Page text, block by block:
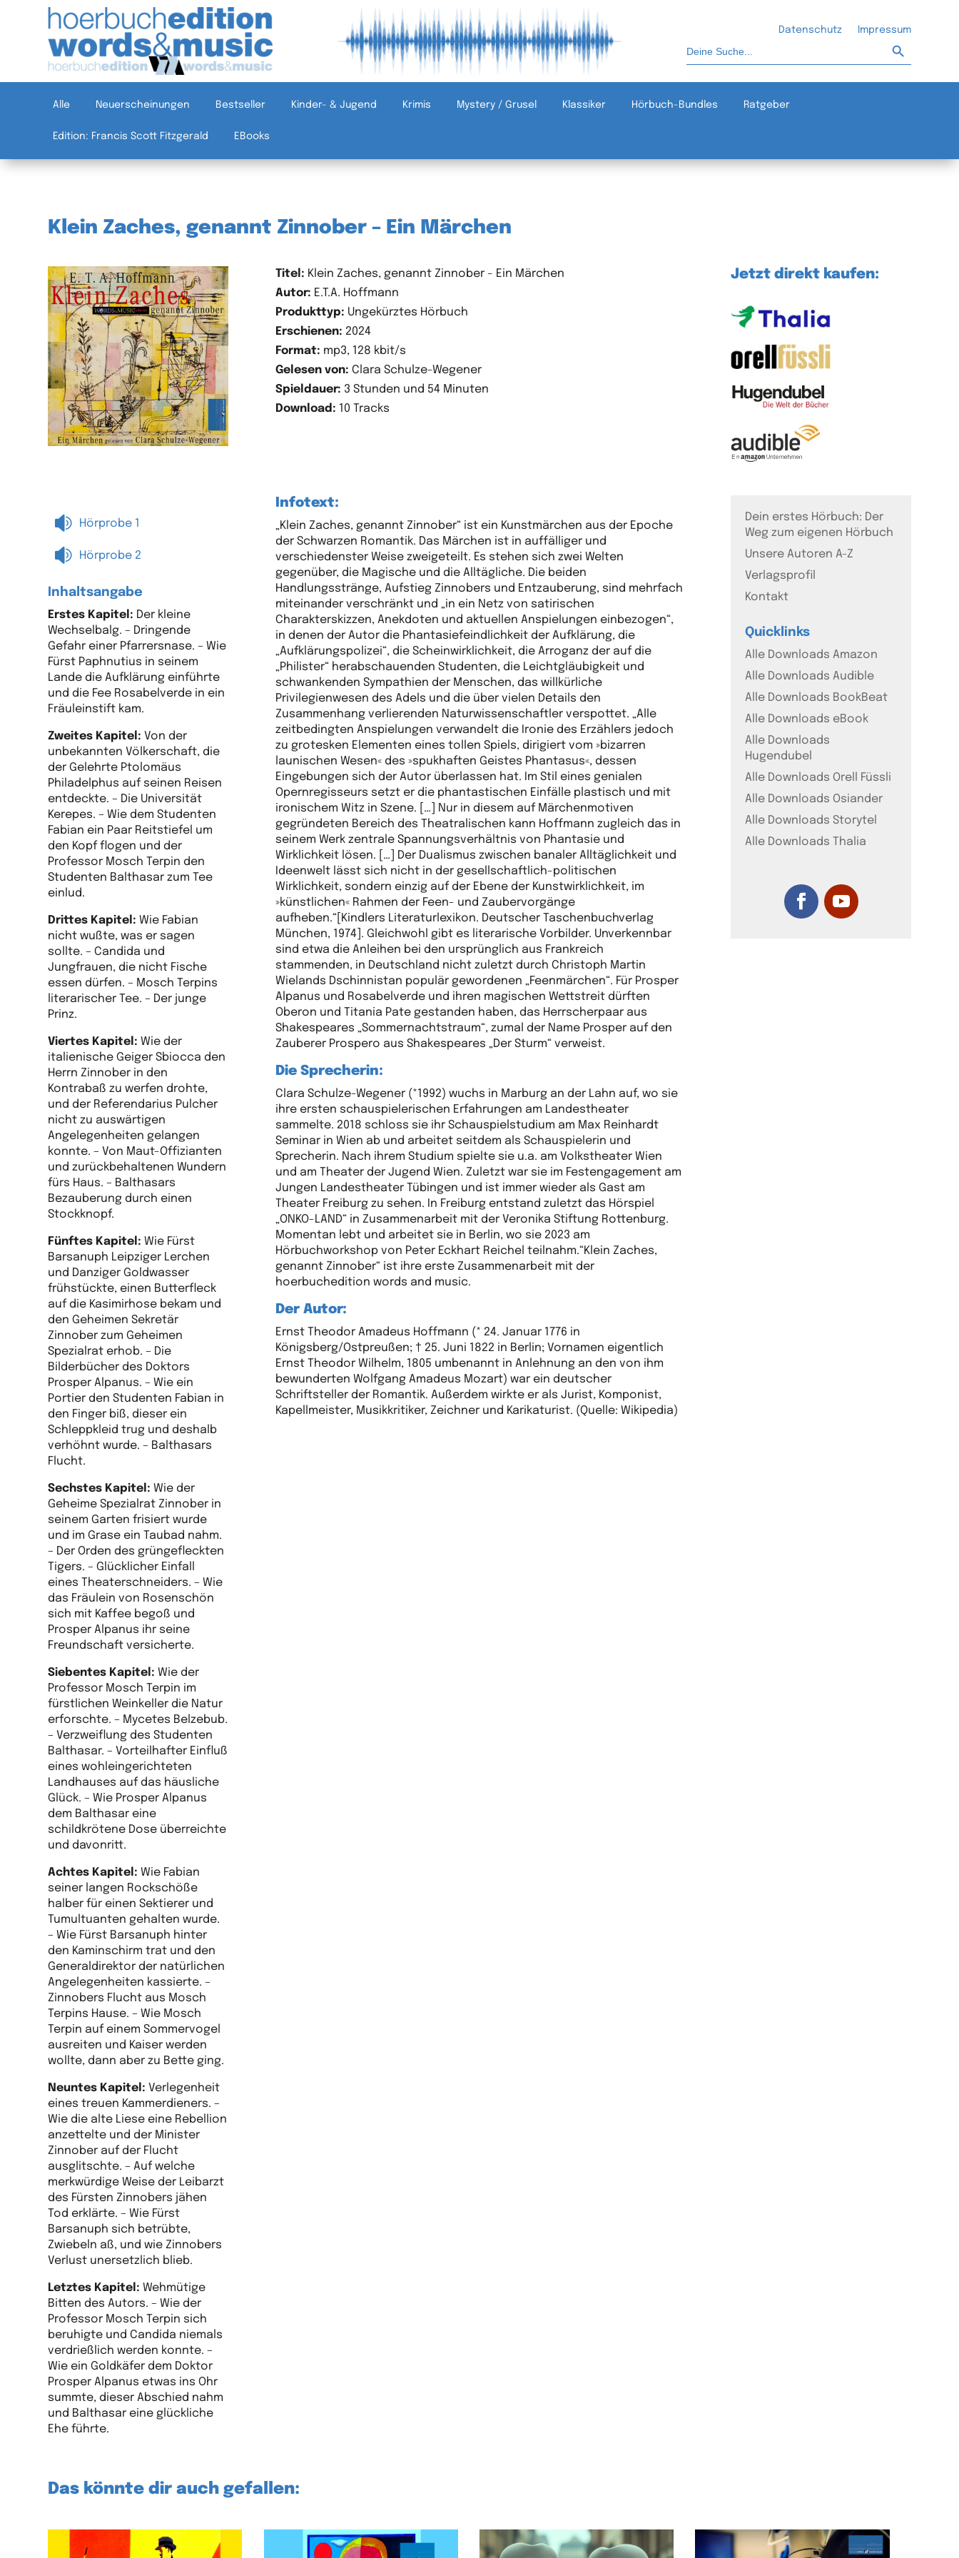
Datenschutz Impressum
nach:
Alle Neuerscheinungen Bestseller Kinder- & Jugend Krimis Mystery / Grusel Klassiker Hörbuch-Bundles Ratgeber
Edition: Francis Scott Fitzgerald EBooks
Klein Zaches, genannt Zinnober – Ein Märchen
Titel: Klein Zaches, genannt Zinnober - Ein Märchen
Autor: E.T.A. Hoffmann
Produkttyp: Ungekürztes Hörbuch
Erschienen: 2024
Format: mp3, 128 kbit/s
Gelesen von: Clara Schulze-Wegener
Spieldauer: 3 Stunden und 54 Minuten
Download: 10 Tracks
Jetzt direkt kaufen:
 Hörprobe 1
 Hörprobe 2
Inhaltsangabe
Erstes Kapitel: Der kleine
Wechselbalg. – Dringende
Gefahr einer Pfarrersnase. – Wie
Fürst Paphnutius in seinem
Lande die Aufklärung einführte
und die Fee Rosabelverde in ein
Fräuleinstift kam.
Zweites Kapitel: Von der
unbekannten Völkerschaft, die
der Gelehrte Ptolomäus
Philadelphus auf seinen Reisen
entdeckte. – Die Universität
Kerepes. – Wie dem Studenten
Fabian ein Paar Reitstiefel um
den Kopf flogen und der
Professor Mosch Terpin den
Studenten Balthasar zum Tee
einlud.
Drittes Kapitel: Wie Fabian
nicht wußte, was er sagen
sollte. – Candida und
Jungfrauen, die nicht Fische
essen dürfen. – Mosch Terpins
literarischer Tee. – Der junge
Prinz.
Viertes Kapitel: Wie der
italienische Geiger Sbiocca den
Herrn Zinnober in den
Kontrabaß zu werfen drohte,
und der Referendarius Pulcher
nicht zu auswärtigen
Angelegenheiten gelangen
konnte. – Von Maut-Offizianten
und zurückbehaltenen Wundern
fürs Haus. – Balthasars
Bezauberung durch einen
Stockknopf.
Fünftes Kapitel: Wie Fürst
Barsanuph Leipziger Lerchen
und Danziger Goldwasser
frühstückte, einen Butterfleck
auf die Kasimirhose bekam und
den Geheimen Sekretär
Zinnober zum Geheimen
Spezialrat erhob. – Die
Bilderbücher des Doktors
Prosper Alpanus. – Wie ein
Portier den Studenten Fabian in
den Finger biß, dieser ein
Schleppkleid trug und deshalb
verhöhnt wurde. – Balthasars
Flucht.
Sechstes Kapitel: Wie der
Geheime Spezialrat Zinnober in
seinem Garten frisiert wurde
und im Grase ein Taubad nahm.
– Der Orden des grüngefleckten
Tigers. – Glücklicher Einfall
eines Theaterschneiders. – Wie
das Fräulein von Rosenschön
sich mit Kaffee begoß und
Prosper Alpanus ihr seine
Freundschaft versicherte.
Siebentes Kapitel: Wie der
Professor Mosch Terpin im
fürstlichen Weinkeller die Natur
erforschte. – Mycetes Belzebub.
– Verzweiflung des Studenten
Balthasar. – Vorteilhafter Einfluß
eines wohleingerichteten
Landhauses auf das häusliche
Glück. – Wie Prosper Alpanus
dem Balthasar eine
schildkrötene Dose überreichte
und davonritt.
Achtes Kapitel: Wie Fabian
seiner langen Rockschöße
halber für einen Sektierer und
Tumultuanten gehalten wurde.
– Wie Fürst Barsanuph hinter
den Kaminschirm trat und den
Generaldirektor der natürlichen
Angelegenheiten kassierte. –
Zinnobers Flucht aus Mosch
Terpins Hause. – Wie Mosch
Terpin auf einem Sommervogel
ausreiten und Kaiser werden
wollte, dann aber zu Bette ging.
Neuntes Kapitel: Verlegenheit
eines treuen Kammerdieners. –
Wie die alte Liese eine Rebellion
anzettelte und der Minister
Zinnober auf der Flucht
ausglitschte. – Auf welche
merkwürdige Weise der Leibarzt
des Fürsten Zinnobers jähen
Tod erklärte. – Wie Fürst
Barsanuph sich betrübte,
Zwiebeln aß, und wie Zinnobers
Verlust unersetzlich blieb.
Letztes Kapitel: Wehmütige
Bitten des Autors. – Wie der
Professor Mosch Terpin sich
beruhigte und Candida niemals
verdrießlich werden konnte. –
Wie ein Goldkäfer dem Doktor
Prosper Alpanus etwas ins Ohr
summte, dieser Abschied nahm
und Balthasar eine glückliche
Ehe führte.
Infotext:
„Klein Zaches, genannt Zinnober“ ist ein Kunstmärchen aus der Epoche
der Schwarzen Romantik. Das Märchen ist in auffälliger und
verschiedenster Weise zweigeteilt. Es stehen sich zwei Welten
gegenüber, die Magische und die Alltägliche. Die beiden
Handlungsstränge, Aufstieg Zinnobers und Entzauberung, sind mehrfach
miteinander verschränkt und „in ein Netz von satirischen
Charakterskizzen, Anekdoten und aktuellen Anspielungen einbezogen“,
in denen der Autor die Phantasiefeindlichkeit der Aufklärung, die
„Aufklärungspolizei“, die Scheinwirklichkeit, die Arroganz der auf die
„Philister“ herabschauenden Studenten, die Leichtgläubigkeit und
schwankenden Sympathien der Menschen, das willkürliche
Privilegienwesen des Adels und die über vielen Details den
Zusammenhang verlierenden Naturwissenschaftler verspottet. „Alle
zeitbedingten Anspielungen verwandelt die Ironie des Erzählers jedoch
zu grotesken Elementen eines tollen Spiels, dirigiert vom »bizarren
launischen Wesen« des »spukhaften Geistes Phantasus«, dessen
Eingebungen sich der Autor überlassen hat. Im Stil eines genialen
Opernregisseurs setzt er die phantastischen Einfälle plastisch und mit
ironischem Witz in Szene. […] Nur in diesem auf Märchenmotiven
gegründeten Bereich des Theatralischen kann Hoffmann zugleich das in
seinem Werk zentrale Spannungsverhältnis von Phantasie und
Wirklichkeit lösen. […] Der Dualismus zwischen banaler Alltäglichkeit und
Ideenwelt lässt sich nicht in der gesellschaftlich-politischen
Wirklichkeit, sondern einzig auf der Ebene der Kunstwirklichkeit, im
»künstlichen« Rahmen der Feen- und Zaubervorgänge
aufheben.“[Kindlers Literaturlexikon. Deutscher Taschenbuchverlag
München, 1974]. Gleichwohl gibt es literarische Vorbilder. Unverkennbar
sind etwa die Anleihen bei den ursprünglich aus Frankreich
stammenden, in Deutschland nicht zuletzt durch Christoph Martin
Wielands Dschinnistan populär gewordenen „Feenmärchen“. Für Prosper
Alpanus und Rosabelverde und ihren magischen Wettstreit dürften
Oberon und Titania Pate gestanden haben, das Herrscherpaar aus
Shakespeares „Sommernachtstraum“, zumal der Name Prosper auf den
Zauberer Prospero aus Shakespeares „Der Sturm“ verweist.
Die Sprecherin:
Clara Schulze-Wegener (*1992) wuchs in Marburg an der Lahn auf, wo sie
ihre ersten schauspielerischen Erfahrungen am Landestheater
sammelte. 2018 schloss sie ihr Schauspielstudium am Max Reinhardt
Seminar in Wien ab und arbeitet seitdem als Schauspielerin und
Sprecherin. Nach ihrem Studium spielte sie u.a. am Volkstheater Wien
und am Theater der Jugend Wien. Zuletzt war sie im Festengagement am
Jungen Landestheater Tübingen und ist immer wieder als Gast am
Theater Freiburg zu sehen. In Freiburg entstand zuletzt das Hörspiel
„ONKO-LAND“ in Zusammenarbeit mit der Veronika Stiftung Rottenburg.
Momentan lebt und arbeitet sie in Berlin, wo sie 2023 am
Hörbuchworkshop von Peter Eckhart Reichel teilnahm.“Klein Zaches,
genannt Zinnober“ ist ihre erste Zusammenarbeit mit der
hoerbuchedition words and music.
Der Autor:
Ernst Theodor Amadeus Hoffmann (* 24. Januar 1776 in
Königsberg/Ostpreußen; † 25. Juni 1822 in Berlin; Vornamen eigentlich
Ernst Theodor Wilhelm, 1805 umbenannt in Anlehnung an den von ihm
bewunderten Wolfgang Amadeus Mozart) war ein deutscher
Schriftsteller der Romantik. Außerdem wirkte er als Jurist, Komponist,
Kapellmeister, Musikkritiker, Zeichner und Karikaturist. (Quelle: Wikipedia)
Dein erstes Hörbuch: Der
Weg zum eigenen Hörbuch
Unsere Autoren A-Z
Verlagsprofil
Kontakt
Quicklinks
Alle Downloads Amazon
Alle Downloads Audible
Alle Downloads BookBeat
Alle Downloads eBook
Alle Downloads
Hugendubel
Alle Downloads Orell Füssli
Alle Downloads Osiander
Alle Downloads Storytel
Alle Downloads Thalia
Das könnte dir auch gefallen: